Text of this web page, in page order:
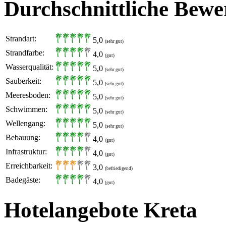
Durchschnittliche
Strandart: 5,0 (sehr gut)
Strandfarbe: 4,0 (gut)
Wasserqualität: 5,0 (sehr gut)
Sauberkeit: 5,0 (sehr gut)
Meeresboden: 5,0 (sehr gut)
Schwimmen: 5,0 (sehr gut)
Wellengang: 5,0 (sehr gut)
Bebauung: 4,0 (gut)
Infrastruktur: 4,0 (gut)
Erreichbarkeit: 3,0 (befriedigend)
Badegäste: 4,0 (gut)
Hotelangebote Kreta